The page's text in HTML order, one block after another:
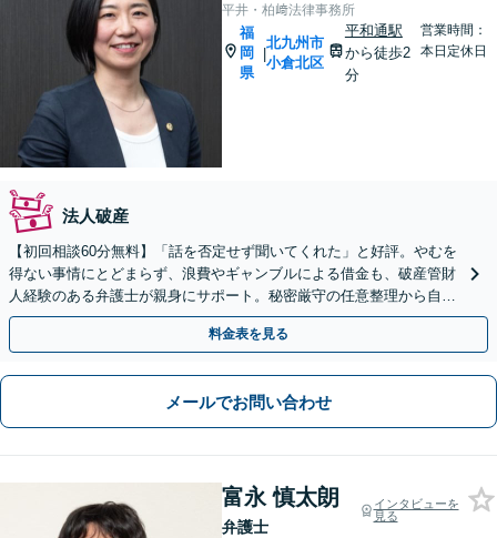
平井・柏﨑法律事務所
福
岡
県
|
北九州市
小倉北区
平和通駅
から徒歩2
分
営業時間：
本日定休日
法人破産
【初回相談60分無料】「話を否定せず聞いてくれた」と好評。やむを
得ない事情にとどまらず、浪費やギャンブルによる借金も、破産管財
人経験のある弁護士が親身にサポート。秘密厳守の任意整理から自己
破産まで、最適な手続きで再出発を応援します。
料金表を見る
メールでお問い合わせ
富永 慎太朗
弁護士
インタビューを
見る